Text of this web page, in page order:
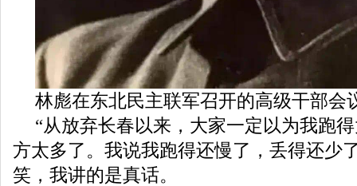
林彪在东北民主联军召开的高级干部会
“从放弃长春以来，大家一定以为我跑
方太多了。我说我跑得还慢了，丢得还少
笑，我讲的是真话。